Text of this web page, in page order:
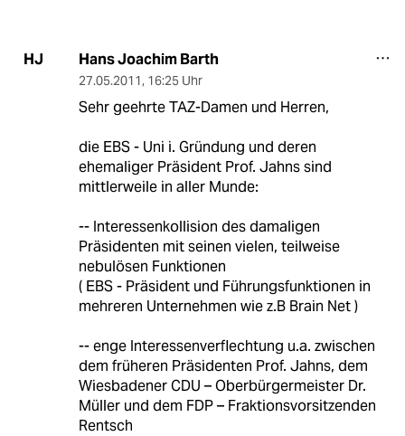
HJ Hans Joachim Barth
27.05.2011, 16:25 Uhr
Sehr geehrte TAZ-Damen und Herren,
die EBS - Uni i. Gründung und deren
ehemaliger Präsident Prof. Jahns sind
mittlerweile in aller Munde:
-- Interessenkollision des damaligen
Präsidenten mit seinen vielen, teilweise
nebulösen Funktionen
( EBS - Präsident und Führungsfunktionen in
mehreren Unternehmen wie z.B Brain Net )
-- enge Interessenverflechtung u.a. zwischen
dem früheren Präsidenten Prof. Jahns, dem
Wiesbadener CDU – Oberbürgermeister Dr.
Müller und dem FDP – Fraktionsvorsitzenden
Rentsch